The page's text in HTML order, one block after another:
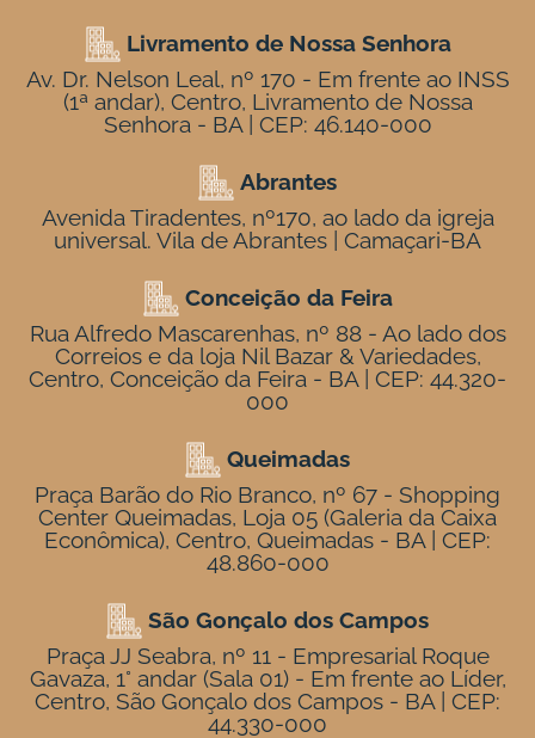
Livramento de Nossa Senhora
Av. Dr. Nelson Leal, nº 170 - Em frente ao INSS
(1ª andar), Centro, Livramento de Nossa
Senhora - BA | CEP: 46.140-000
Abrantes
Avenida Tiradentes, nº170, ao lado da igreja
universal. Vila de Abrantes | Camaçari-BA
Conceição da Feira
Rua Alfredo Mascarenhas, nº 88 - Ao lado dos
Correios e da loja Nil Bazar & Variedades,
Centro, Conceição da Feira - BA | CEP: 44.320-
000
Queimadas
Praça Barão do Rio Branco, nº 67 - Shopping
Center Queimadas, Loja 05 (Galeria da Caixa
Econômica), Centro, Queimadas - BA | CEP:
48.860-000
São Gonçalo dos Campos
Praça JJ Seabra, nº 11 - Empresarial Roque
Gavaza, 1° andar (Sala 01) - Em frente ao Líder,
Centro, São Gonçalo dos Campos - BA | CEP:
44.330-000